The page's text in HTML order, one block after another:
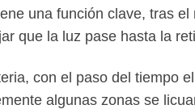
una función clave, tras
que la luz pase hasta la
con el paso del tiempo
algunas zonas se